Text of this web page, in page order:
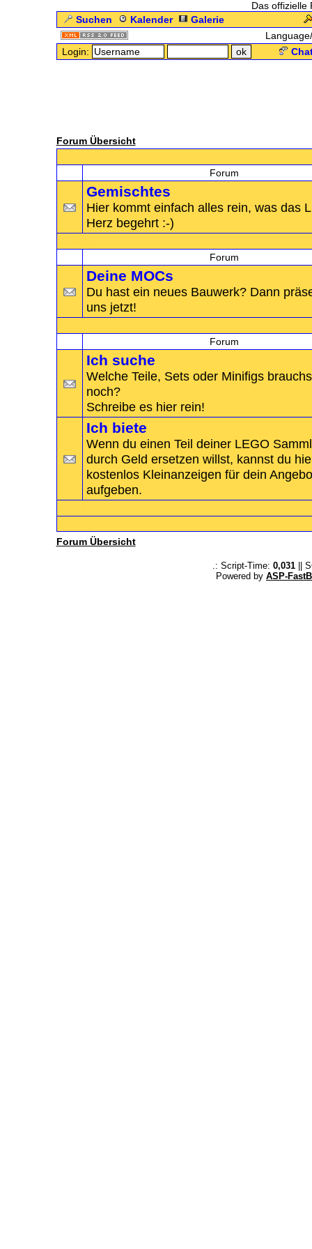
Das offizielle
Suchen
Kalender
Galerie
Login:
Forum Übersicht
Forum
Gemischtes
Hier kommt einfach alles rein, was das
Herz begehrt :-)
Forum
Deine MOCs
Du hast ein neues Bauwerk? Dann
uns jetzt!
Forum
Ich suche
Welche Teile, Sets oder Minifigs
noch?
Schreibe es hier rein!
Ich biete
Wenn du einen Teil deiner LEGO
durch Geld ersetzen willst, kannst du
kostenlos Kleinanzeigen für dein
aufgeben.
Forum Übersicht
.: Script-Time: 0,031 ||
Powered by ASP-